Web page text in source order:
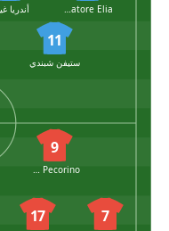
Salvatore Elia أندريا
11
ستيفن شبندي
9
Emanuele Pecorino
7
17